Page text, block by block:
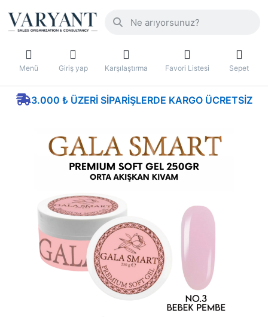
Menü Giriş yap Karşılaştırma Favori Listesi Sepet
3.000 ₺ ÜZERI SIPARIŞLERDE KARGO ÜCRETSIZ